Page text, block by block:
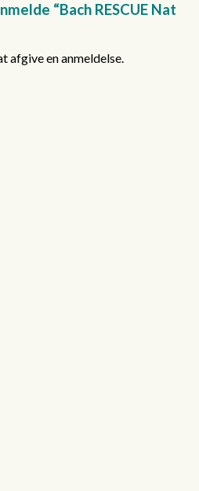
“Bach RESCUE Nat
afgive en anmeldelse.